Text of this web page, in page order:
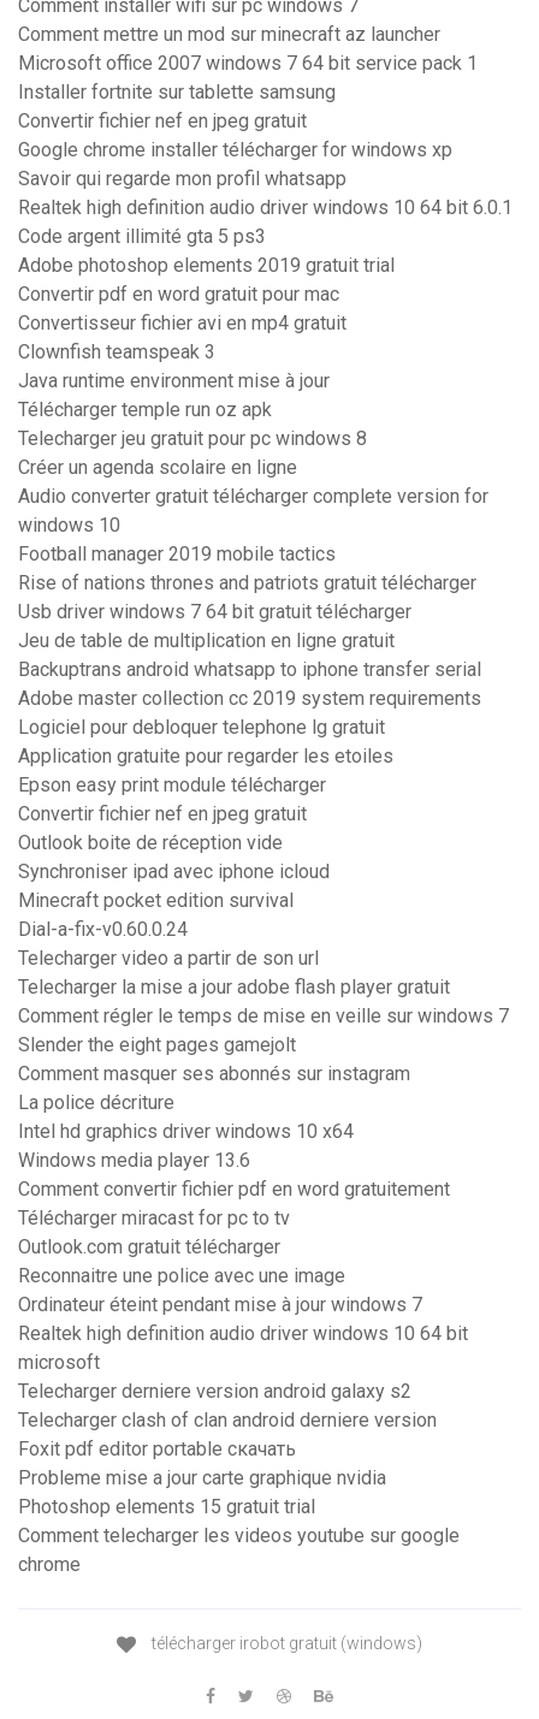
Comment installer wifi sur pc windows 7
Comment mettre un mod sur minecraft az launcher
Microsoft office 2007 windows 7 64 bit service pack 1
Installer fortnite sur tablette samsung
Convertir fichier nef en jpeg gratuit
Google chrome installer télécharger for windows xp
Savoir qui regarde mon profil whatsapp
Realtek high definition audio driver windows 10 64 bit 6.0.1
Code argent illimité gta 5 ps3
Adobe photoshop elements 2019 gratuit trial
Convertir pdf en word gratuit pour mac
Convertisseur fichier avi en mp4 gratuit
Clownfish teamspeak 3
Java runtime environment mise à jour
Télécharger temple run oz apk
Telecharger jeu gratuit pour pc windows 8
Créer un agenda scolaire en ligne
Audio converter gratuit télécharger complete version for
windows 10
Football manager 2019 mobile tactics
Rise of nations thrones and patriots gratuit télécharger
Usb driver windows 7 64 bit gratuit télécharger
Jeu de table de multiplication en ligne gratuit
Backuptrans android whatsapp to iphone transfer serial
Adobe master collection cc 2019 system requirements
Logiciel pour debloquer telephone lg gratuit
Application gratuite pour regarder les etoiles
Epson easy print module télécharger
Convertir fichier nef en jpeg gratuit
Outlook boite de réception vide
Synchroniser ipad avec iphone icloud
Minecraft pocket edition survival
Dial-a-fix-v0.60.0.24
Telecharger video a partir de son url
Telecharger la mise a jour adobe flash player gratuit
Comment régler le temps de mise en veille sur windows 7
Slender the eight pages gamejolt
Comment masquer ses abonnés sur instagram
La police décriture
Intel hd graphics driver windows 10 x64
Windows media player 13.6
Comment convertir fichier pdf en word gratuitement
Télécharger miracast for pc to tv
Outlook.com gratuit télécharger
Reconnaitre une police avec une image
Ordinateur éteint pendant mise à jour windows 7
Realtek high definition audio driver windows 10 64 bit
microsoft
Telecharger derniere version android galaxy s2
Telecharger clash of clan android derniere version
Foxit pdf editor portable скачать
Probleme mise a jour carte graphique nvidia
Photoshop elements 15 gratuit trial
Comment telecharger les videos youtube sur google
chrome
télécharger irobot gratuit (windows)